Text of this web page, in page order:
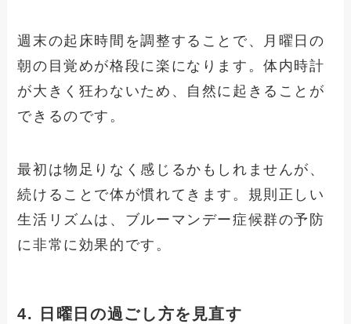
週末の起床時間を調整することで、月曜日の
朝の目覚めが格段に楽になります。体内時計
が大きく狂わないため、自然に起きることが
できるのです。
最初は物足りなく感じるかもしれませんが、
続けることで体が慣れてきます。規則正しい
生活リズムは、ブルーマンデー症候群の予防
に非常に効果的です。
4. 日曜日の過ごし方を見直す